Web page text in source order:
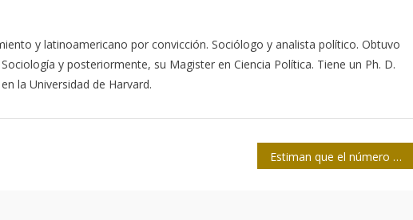
y latinoamericano por convicción. Sociólogo y analista político. Obtuvo
y posteriormente, su Magister en Ciencia Política. Tiene un Ph. D.
la Universidad de Harvard.
Estiman que el número de países que hacen boicot al dólar ya supera al de sus partidarios